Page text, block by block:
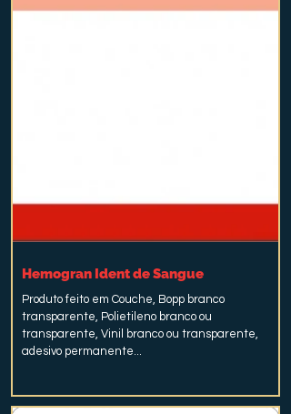
Hemogran Ident de Sangue
Produto feito em Couche, Bopp branco
transparente, Polietileno branco ou
transparente, Vinil branco ou transparente,
adesivo permanente...